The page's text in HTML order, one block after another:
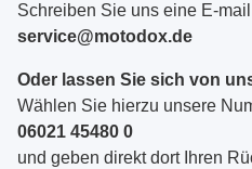
Schreiben Sie uns eine E-
service@motodox.de
Oder lassen Sie sich von
Wählen Sie hierzu unsere
06021 45480 0
und geben direkt dort Ihren